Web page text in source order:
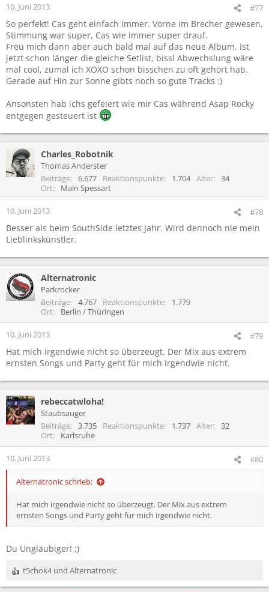
10. Juni 2013 #77
So perfekt! Cas geht einfach immer. Vorne im Brecher gewesen,
Stimmung war super, Cas wie immer super drauf.
Freu mich dann aber auch bald mal auf das neue Album. Ist
jetzt schon länger die gleiche Setlist, bissl Abwechslung wäre
mal cool, zumal ich XOXO schon bisschen zu oft gehört hab.
Gerade auf Hin zur Sonne gibts noch so gute Tracks :)
Ansonsten hab ichs gefeiert wie mir Cas während Asap Rocky
entgegen gesteuert ist
Charles_Robotnik
Thomas Anderster
Beiträge
6.677 Reaktionspunkte 1.704 Alter
34
Ort
Main Spessart
10. Juni 2013 #78
Besser als beim SouthSide letztes Jahr. Wird dennoch nie mein
Lieblinkskünstler.
Alternatronic
Parkrocker
Beiträge
4.767 Reaktionspunkte
1.779
Ort
Berlin / Thüringen
10. Juni 2013 #79
Hat mich irgendwie nicht so überzeugt. Der Mix aus extrem
ernsten Songs und Party geht für mich irgendwie nicht.
rebeccatwloha!
Staubsauger
Beiträge
3.735 Reaktionspunkte 1.737 Alter
32
Ort
Karlsruhe
10. Juni 2013 #80
Alternatronic schrieb:
Hat mich irgendwie nicht so überzeugt. Der Mix aus extrem
ernsten Songs und Party geht für mich irgendwie nicht.
Du Ungläubiger! ;)
R
e
t5chok4und Alternatronic